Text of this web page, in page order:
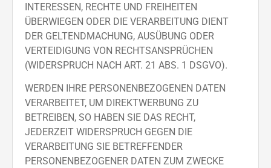
INTERESSEN, RECHTE UND FREIHEITEN
ÜBERWIEGEN ODER DIE VERARBEITUNG DIENT
DER GELTENDMACHUNG, AUSÜBUNG ODER
VERTEIDIGUNG VON RECHTSANSPRÜCHEN
(WIDERSPRUCH NACH ART. 21 ABS. 1 DSGVO).
WERDEN IHRE PERSONENBEZOGENEN DATEN
VERARBEITET, UM DIREKTWERBUNG ZU
BETREIBEN, SO HABEN SIE DAS RECHT,
JEDERZEIT WIDERSPRUCH GEGEN DIE
VERARBEITUNG SIE BETREFFENDER
PERSONENBEZOGENER DATEN ZUM ZWECKE